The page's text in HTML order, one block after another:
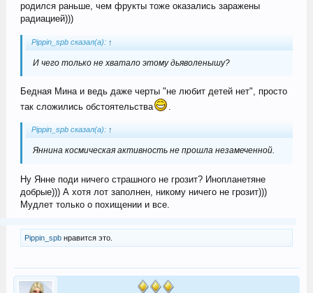
родился раньше, чем фрукты тоже оказались заражены
радиацией)))
Pippin_spb сказал(а): ↑
И чего только не хватало этому дьяволенышу?
Бедная Мина и ведь даже черты "не любит детей нет", просто
так сложились обстоятельства
.
Pippin_spb сказал(а): ↑
Яннина космическая активность не прошла незамеченной.
Ну Янне поди ничего страшного не грозит? Инопланетяне
добрые))) А хотя лот заполнен, никому ничего не грозит)))
Мудлет только о похищении и все.
Pippin_spbнравится это.